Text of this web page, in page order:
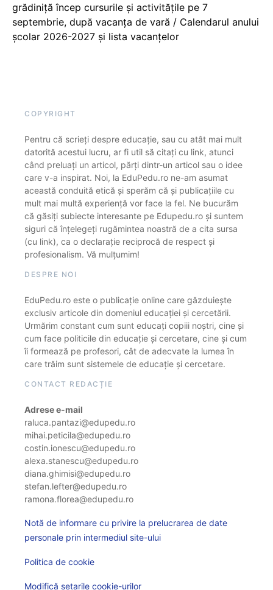
grădiniță încep cursurile și activitățile pe 7
septembrie, după vacanța de vară / Calendarul anului
școlar 2026-2027 și lista vacanțelor
COPYRIGHT
Pentru că scrieți despre educație, sau cu atât mai mult
datorită acestui lucru, ar fi util să citați cu link, atunci
când preluați un articol, părți dintr-un articol sau o idee
care v-a inspirat. Noi, la EduPedu.ro ne-am asumat
această conduită etică și sperăm că și publicațiile cu
mult mai multă experiență vor face la fel. Ne bucurăm
că găsiți subiecte interesante pe Edupedu.ro și suntem
siguri că înțelegeți rugămintea noastră de a cita sursa
(cu link), ca o declarație reciprocă de respect și
profesionalism. Vă mulțumim!
DESPRE NOI
EduPedu.ro este o publicație online care găzduiește
exclusiv articole din domeniul educației și cercetării.
Urmărim constant cum sunt educați copiii noștri, cine și
cum face politicile din educație și cercetare, cine și cum
îi formează pe profesori, cât de adecvate la lumea în
care trăim sunt sistemele de educație și cercetare.
CONTACT REDACȚIE
Adrese e-mail
raluca.pantazi@edupedu.ro
mihai.peticila@edupedu.ro
costin.ionescu@edupedu.ro
alexa.stanescu@edupedu.ro
diana.ghimisi@edupedu.ro
stefan.lefter@edupedu.ro
ramona.florea@edupedu.ro
Notă de informare cu privire la prelucrarea de date
personale prin intermediul site-ului
Politica de cookie
Modifică setarile cookie-urilor